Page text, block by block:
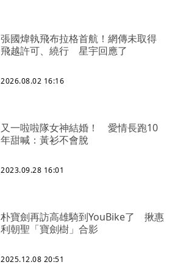
張國煒執飛布拉格首航！網傳未取得
飛越許可、繞行 星宇回應了
2026.08.02 16:16
又一啦啦隊女神結婚！ 愛情長跑10
年甜喊：黃衫不會脫
2023.09.28 16:01
朴寶劍再訪高雄騎到YouBike了 揪惠
利朝聖「寶劍樹」合影
2025.12.08 20:51